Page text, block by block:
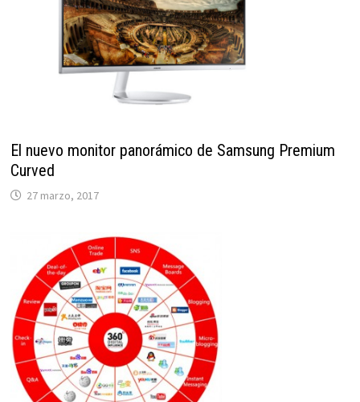
El nuevo monitor panorámico de Samsung Premium
Curved
27 marzo, 2017